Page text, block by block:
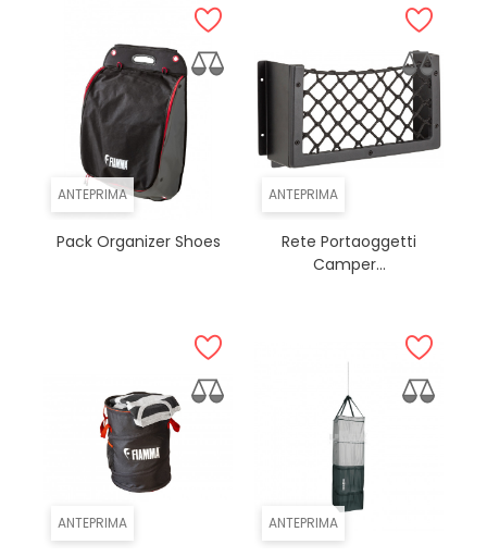
ANTEPRIMA
Pack Organizer Shoes
ANTEPRIMA
Rete Portaoggetti
Camper...
ANTEPRIMA ANTEPRIMA